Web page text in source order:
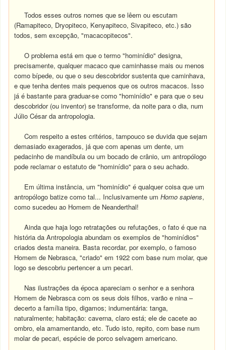
Todos esses outros nomes que se lêem ou escutam
(Ramapiteco, Dryopiteco, Kenyapiteco, Sivapiteco, etc.) são
todos, sem excepção, "macacopitecos".
O problema está em que o termo "hominídio" designa,
precisamente, qualquer macaco que caminhasse mais ou menos
como bípede, ou que o seu descobridor sustenta que caminhava,
e que tenha dentes mais pequenos que os outros macacos. Isso
já é bastante para graduar-se como "hominídio" e para que o seu
descobridor (ou inventor) se transforme, da noite para o dia, num
Júlio César da antropologia.
Com respeito a estes critérios, tampouco se duvida que sejam
demasiado exagerados, já que com apenas um dente, um
pedacinho de mandíbula ou um bocado de crânio, um antropólogo
pode reclamar o estatuto de "hominídio" para o seu achado.
Em última instância, um "hominídio" é qualquer coisa que um
antropólogo batize como tal... Inclusivamente umHomo sapiens,
como sucedeu ao Homem de Neanderthal!
Ainda que haja logo retratações ou refutações, o fato é que na
história da Antropologia abundam os exemplos de "hominídios"
criados desta maneira. Basta recordar, por exemplo, o famoso
Homem de Nebrasca, "criado" em 1922 com base num molar, que
logo se descobriu pertencer a um pecari.
Nas ilustrações da época apareciam o senhor e a senhora
Homem de Nebrasca com os seus dois filhos, varão e nina –
decerto a família tipo, digamos; indumentária: tanga,
naturalmente; habitação: caverna, claro está; ele de cacete ao
ombro, ela amamentando, etc. Tudo isto, repito, com base num
molar de pecari, espécie de porco selvagem americano.